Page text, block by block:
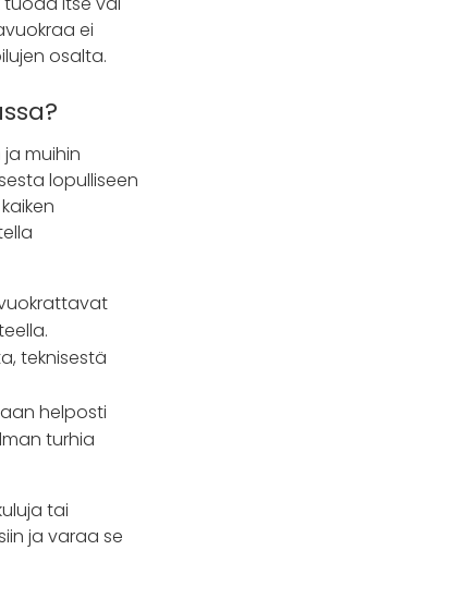
ei
osalta.
muihin
lopulliseen
teknisestä
helposti
turhia
tai
ja varaa se